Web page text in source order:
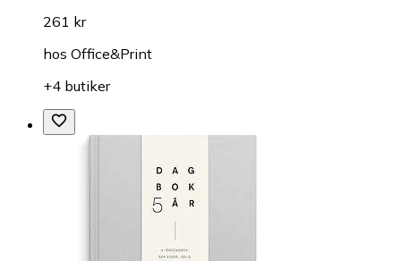
261 kr
hos Office&Print
+4 butiker